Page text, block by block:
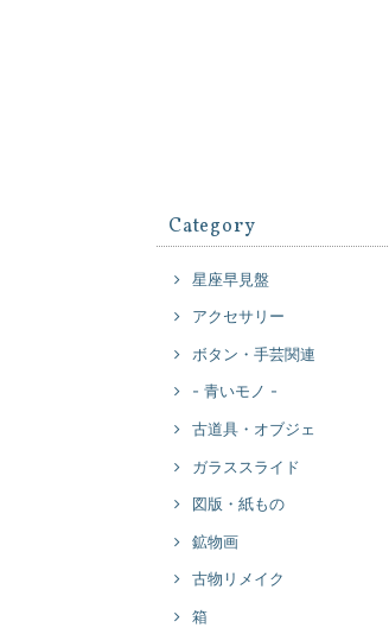
Category
星座早見盤
アクセサリー
ボタン・手芸関連
- 青いモノ -
古道具・オブジェ
ガラススライド
図版・紙もの
鉱物画
古物リメイク
箱